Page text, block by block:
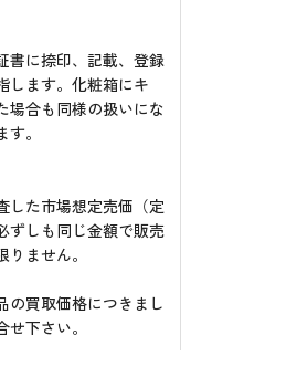
書に捺印、記載、登録
します。化粧箱にキ
場合も同様の扱いにな
。
した市場想定売価（定
ずしも同じ金額で販売
ません。
の買取価格につきまし
下さい。